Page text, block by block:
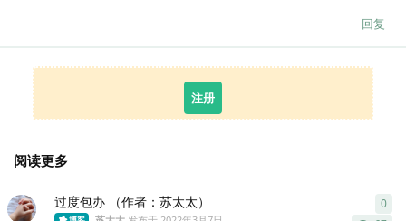
回复
注册
阅读更多
过度包办 （作者：苏太太） 0